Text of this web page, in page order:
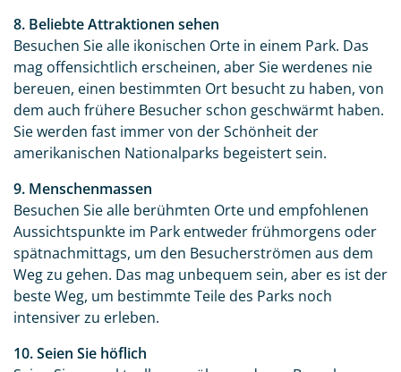
8. Beliebte Attraktionen sehen
Besuchen Sie alle ikonischen Orte in einem Park. Das
mag offensichtlich erscheinen, aber Sie werdenes nie
bereuen, einen bestimmten Ort besucht zu haben, von
dem auch frühere Besucher schon geschwärmt haben.
Sie werden fast immer von der Schönheit der
amerikanischen Nationalparks begeistert sein.
9. Menschenmassen
Besuchen Sie alle berühmten Orte und empfohlenen
Aussichtspunkte im Park entweder frühmorgens oder
spätnachmittags, um den Besucherströmen aus dem
Weg zu gehen. Das mag unbequem sein, aber es ist der
beste Weg, um bestimmte Teile des Parks noch
intensiver zu erleben.
10. Seien Sie höflich